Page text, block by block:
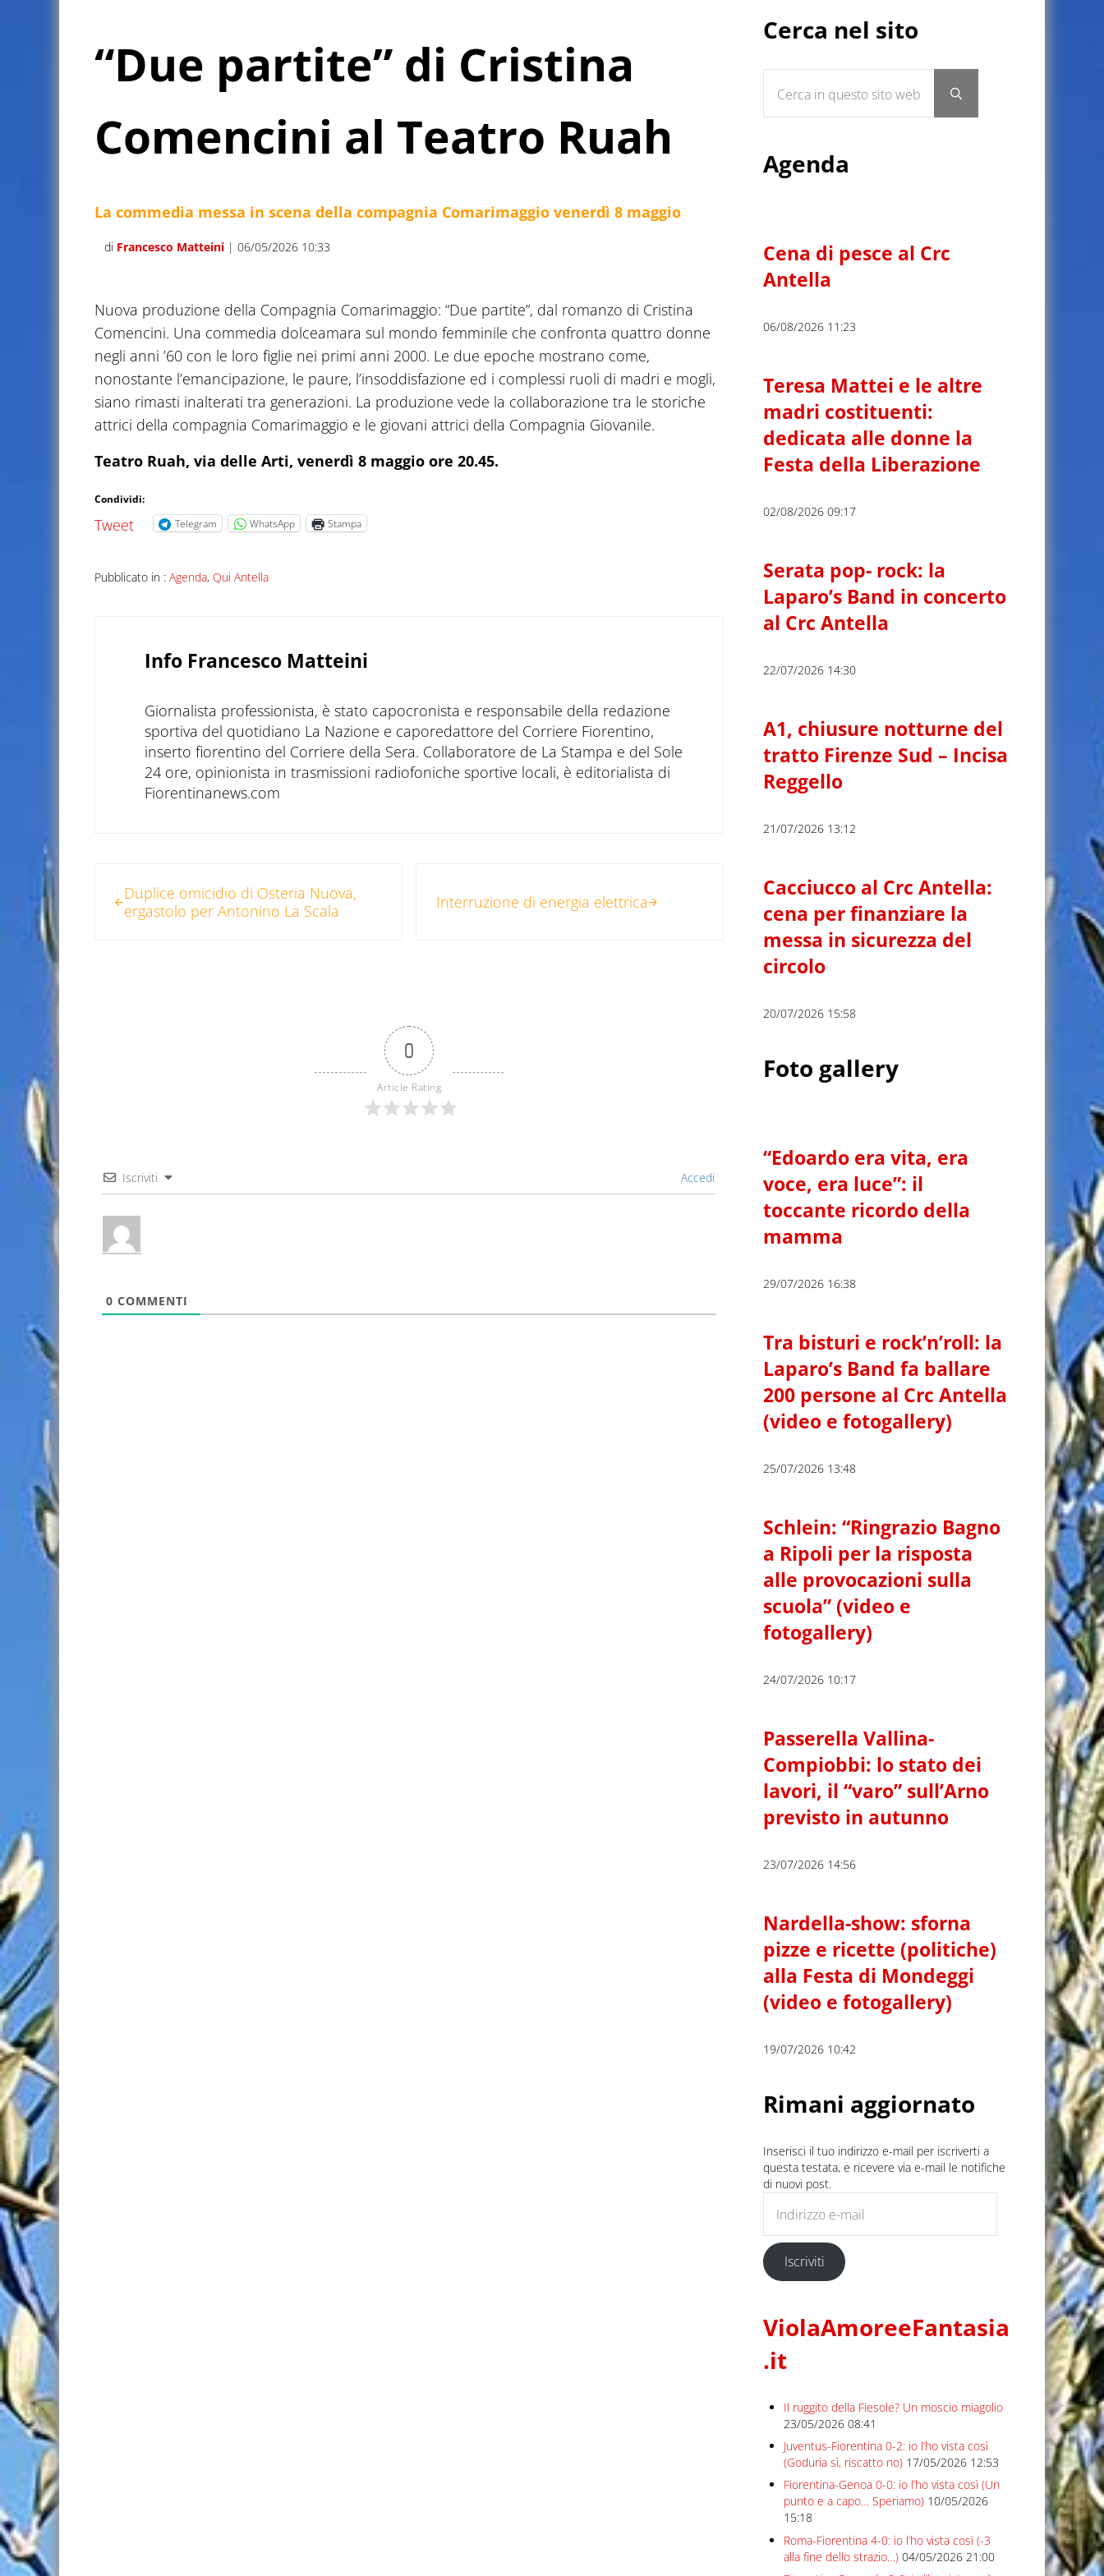
“Due partite” di Cristina
Comencini al Teatro Ruah
La commedia messa in scena della compagnia Comarimaggio venerdì 8 maggio
di Francesco Matteini | 06/05/2026 10:33
Nuova produzione della Compagnia Comarimaggio: “Due partite”, dal romanzo di Cristina
Comencini. Una commedia dolceamara sul mondo femminile che confronta quattro donne
negli anni ’60 con le loro figlie nei primi anni 2000. Le due epoche mostrano come,
nonostante l’emancipazione, le paure, l’insoddisfazione ed i complessi ruoli di madri e mogli,
siano rimasti inalterati tra generazioni. La produzione vede la collaborazione tra le storiche
attrici della compagnia Comarimaggio e le giovani attrici della Compagnia Giovanile.
Teatro Ruah, via delle Arti, venerdì 8 maggio ore 20.45.
Condividi:
Tweet Telegram WhatsApp Stampa
Pubblicato in : Agenda, Qui Antella
Info Francesco Matteini
Giornalista professionista, è stato capocronista e responsabile della redazione
sportiva del quotidiano La Nazione e caporedattore del Corriere Fiorentino,
inserto fiorentino del Corriere della Sera. Collaboratore de La Stampa e del Sole
24 ore, opinionista in trasmissioni radiofoniche sportive locali, è editorialista di
Fiorentinanews.com
Duplice omicidio di Osteria Nuova,
ergastolo per Antonino La Scala
Interruzione di energia elettrica
0
Article Rating
Iscriviti Accedi
0 COMMENTI
Cerca nel sito
Submit search
Agenda
Cena di pesce al Crc
Antella
06/08/2026 11:23
Teresa Mattei e le altre
madri costituenti:
dedicata alle donne la
Festa della Liberazione
02/08/2026 09:17
Serata pop- rock: la
Laparo’s Band in concerto
al Crc Antella
22/07/2026 14:30
A1, chiusure notturne del
tratto Firenze Sud – Incisa
Reggello
21/07/2026 13:12
Cacciucco al Crc Antella:
cena per finanziare la
messa in sicurezza del
circolo
20/07/2026 15:58
Foto gallery
“Edoardo era vita, era
voce, era luce”: il
toccante ricordo della
mamma
29/07/2026 16:38
Tra bisturi e rock’n’roll: la
Laparo’s Band fa ballare
200 persone al Crc Antella
(video e fotogallery)
25/07/2026 13:48
Schlein: “Ringrazio Bagno
a Ripoli per la risposta
alle provocazioni sulla
scuola” (video e
fotogallery)
24/07/2026 10:17
Passerella Vallina-
Compiobbi: lo stato dei
lavori, il “varo” sull’Arno
previsto in autunno
23/07/2026 14:56
Nardella-show: sforna
pizze e ricette (politiche)
alla Festa di Mondeggi
(video e fotogallery)
19/07/2026 10:42
Rimani aggiornato
Inserisci il tuo indirizzo e-mail per iscriverti a
questa testata, e ricevere via e-mail le notifiche
di nuovi post.
Iscriviti
ViolaAmoreeFantasia
.it
Il ruggito della Fiesole? Un moscio miagolio
23/05/2026 08:41
Juventus-Fiorentina 0-2: io l’ho vista così
(Goduria sì, riscatto no) 17/05/2026 12:53
Fiorentina-Genoa 0-0: io l’ho vista così (Un
punto e a capo… Speriamo) 10/05/2026
15:18
Roma-Fiorentina 4-0: io l’ho vista così (-3
alla fine dello strazio…) 04/05/2026 21:00